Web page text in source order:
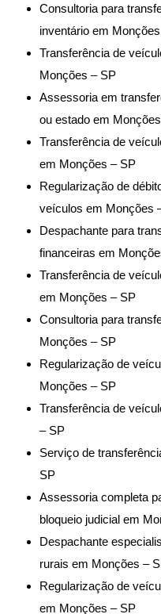
Consultoria para
inventário em
Transferência de
Monções – SP
Assessoria em
ou estado em
Transferência de
em Monções – SP
Regularização de
veículos em Monções
Despachante para
financeiras em
Transferência de
em Monções – SP
Consultoria para
Monções – SP
Regularização de
Monções – SP
Transferência de
– SP
Serviço de
SP
Assessoria completa
bloqueio judicial em
Despachante
rurais em Monções –
Regularização de
em Monções – SP